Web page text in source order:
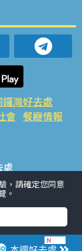
鑼灣好去處
會 餐廳情報
處
好去處 社會
熱話
時搶
，請確定您同意
。